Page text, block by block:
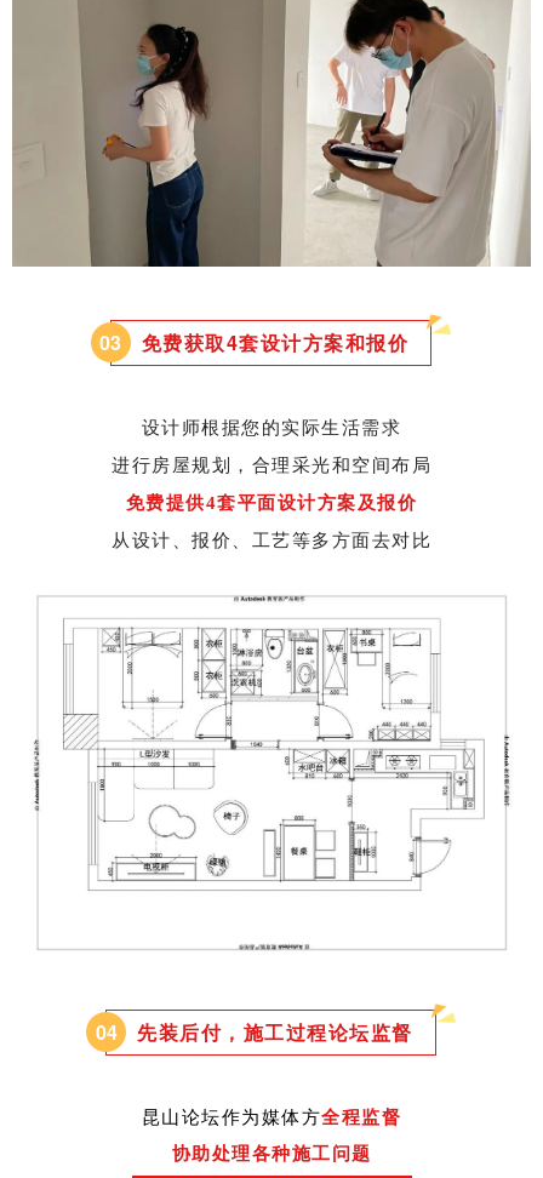
03 免费获取4套设计方案和报价
设计师根据您的实际生活需求
进行房屋规划，合理采光和空间布局
免费提供4套平面设计方案及报价
从设计、报价、工艺等多方面去对比
04 先装后付，施工过程论坛监督
昆山论坛作为媒体方全程监督
协助处理各种施工问题